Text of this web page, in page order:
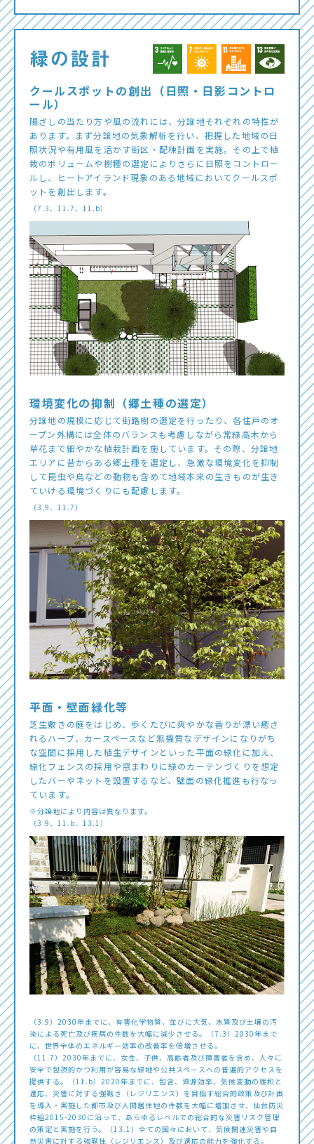
クールスポットの創出（日照・日影コントロ
ール）
陽ざしの当たり方や風の流れには、分譲地それぞれの特性が
あります。まず分譲地の気象解析を行い、把握した地域の日
照状況や有用風を活かす街区・配棟計画を実施。その上で植
栽のボリュームや樹種の選定によりさらに日照をコントロー
ルし、ヒートアイランド現象のある地域においてクールスポ
ットを創出します。
（7.3、11.7、11.b）
環境変化の抑制（郷土種の選定）
分譲地の規模に応じて街路樹の選定を行ったり、各住戸のオ
ープン外構には全体のバランスも考慮しながら常緑高木から
草花まで細やかな植栽計画を施しています。その際、分譲地
エリアに昔からある郷土種を選定し、急激な環境変化を抑制
して昆虫や鳥などの動物も含めて地域本来の生きものが生き
ていける環境づくりにも配慮します。
（3.9、11.7）
平面・壁面緑化等
芝生敷きの庭をはじめ、歩くたびに爽やかな香りが漂い癒さ
れるハーブ、カースペースなど無機質なデザインになりがち
な空間に採用した植生デザインといった平面の緑化に加え、
緑化フェンスの採用や窓まわりに緑のカーテンづくりを想定
したバーやネットを設置するなど、壁面の緑化推進も行なっ
ています。
※分譲地により内容は異なります。
（3.9、11.b、13.1）
（3.9）2030年までに、有害化学物質、並びに大気、水質及び土壌の汚
染による死亡及び疾病の件数を大幅に減少させる。（7.3）2030年まで
に、世界全体のエネルギー効率の改善率を倍増させる。
（11.7）2030年までに、女性、子供、高齢者及び障害者を含め、人々に
安全で包摂的かつ利用が容易な緑地や公共スペースへの普遍的アクセスを
提供する。（11.b）2020年までに、包含、資源効率、気候変動の緩和と
適応、災害に対する強靱さ（レジリエンス）を目指す総合的政策及び計画
を導入・実施した都市及び人間居住地の件数を大幅に増加させ、仙台防災
枠組2015-2030に沿って、あらゆるレベルでの総合的な災害リスク管理
の策定と実施を行う。（13.1）全ての国々において、気候関連災害や自
然災害に対する強靱性（レジリエンス）及び適応の能力を強化する。